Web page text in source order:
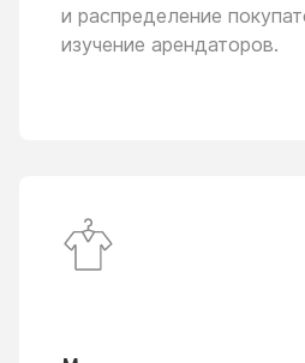
и распределение
изучение арендаторов.